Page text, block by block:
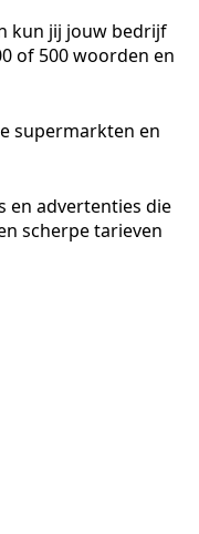
kun jij jouw bedrijf
of 500 woorden en
supermarkten en
en advertenties die
scherpe tarieven